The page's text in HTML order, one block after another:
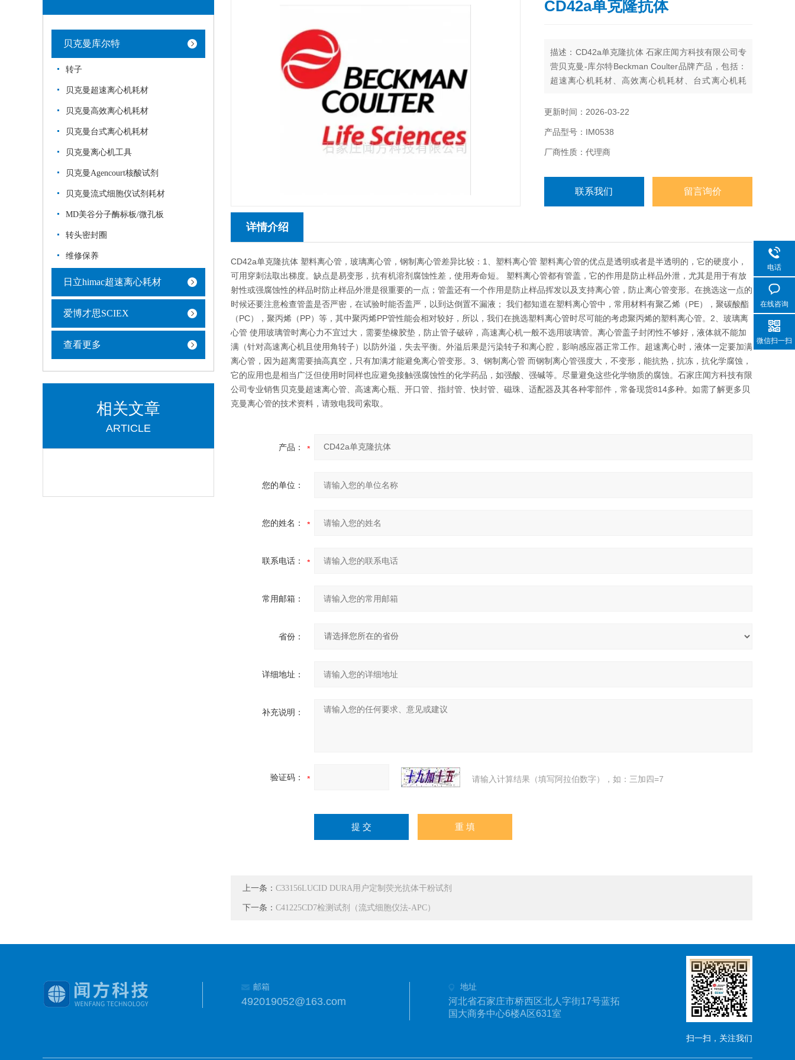
贝克曼库尔特
转子
贝克曼超速离心机耗材
贝克曼高效离心机耗材
贝克曼台式离心机耗材
贝克曼离心机工具
贝克曼Agencourt核酸试剂
贝克曼流式细胞仪试剂耗材
MD美谷分子酶标板/微孔板
转头密封圈
维修保养
日立himac超速离心耗材
爱博才思SCIEX
查看更多
相关文章
ARTICLE
CD42a单克隆抗体
描述：CD42a单克隆抗体 石家庄闻方科技有限公司专
营贝克曼-库尔特Beckman Coulter品牌产品，包括：
超速离心机耗材、高效离心机耗材、台式离心机耗
动化工作站耗材、Echo耗材、颗粒特性和计数产品试
标板/微孔板。
更新时间：2026-03-22
产品型号：IM0538
厂商性质：代理商
联系我们 留言询价
详情介绍
CD42a单克隆抗体 塑料离心管，玻璃离心管，钢制离心管差异比较：1、塑料离心管 塑料离心管的优点是透明或者是半透明的，它的硬度小，
可用穿刺法取出梯度。缺点是易变形，抗有机溶剂腐蚀性差，使用寿命短。 塑料离心管都有管盖，它的作用是防止样品外泄，尤其是用于有放
射性或强腐蚀性的样品时防止样品外泄是很重要的一点；管盖还有一个作用是防止样品挥发以及支持离心管，防止离心管变形。在挑选这一点的
时候还要注意检查管盖是否严密，在试验时能否盖严，以到达倒置不漏液； 我们都知道在塑料离心管中，常用材料有聚乙烯（PE），聚碳酸酯
（PC），聚丙烯（PP）等，其中聚丙烯PP管性能会相对较好，所以，我们在挑选塑料离心管时尽可能的考虑聚丙烯的塑料离心管。2、玻璃离
心管 使用玻璃管时离心力不宜过大，需要垫橡胶垫，防止管子破碎，高速离心机一般不选用玻璃管。离心管盖子封闭性不够好，液体就不能加
满（针对高速离心机且使用角转子）以防外溢，失去平衡。外溢后果是污染转子和离心腔，影响感应器正常工作。超速离心时，液体一定要加满
离心管，因为超离需要抽高真空，只有加满才能避免离心管变形。3、钢制离心管 而钢制离心管强度大，不变形，能抗热，抗冻，抗化学腐蚀，
它的应用也是相当广泛但使用时同样也应避免接触强腐蚀性的化学药品，如强酸、强碱等。尽量避免这些化学物质的腐蚀。石家庄闻方科技有限
公司专业销售贝克曼超速离心管、高速离心瓶、开口管、指封管、快封管、磁珠、适配器及其各种零部件，常备现货814多种。如需了解更多贝
克曼离心管的技术资料，请致电我司索取。
产品：
您的单位：
您的姓名：
联系电话：
常用邮箱：
省份：
详细地址：
补充说明：
验证码： 请输入计算结果（填写阿拉伯数字），如：三加四=7
上一条： C33156LUCID DURA用户定制荧光抗体干粉试剂
下一条： C41225CD7检测试剂（流式细胞仪法-APC）
邮箱
492019052@163.com
地址
河北省石家庄市桥西区北人字街17号蓝拓
国大商务中心6楼A区631室
扫一扫，关注我们
电话
在线咨询
微信扫一扫